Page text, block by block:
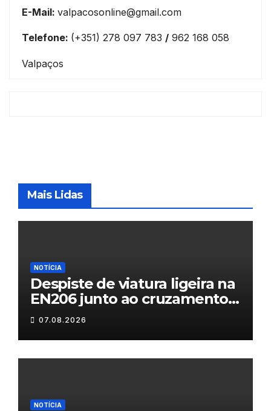
E-Mail: valpacosonline@gmail.com
Telefone: (+351) 278 097 783 / 962 168 058
Valpaços
Mais Lidas
NOTÍCIA
Despiste de viatura ligeira na
EN206 junto ao cruzamento
Fornos do Pinhal
07.08.2026
NOTÍCIA